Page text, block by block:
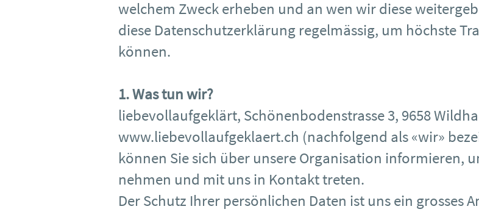
welchem Zweck erheben und an wen wir diese
diese Datenschutzerklärung regelmässig, um höchste
können.​
1. Was tun wir?
liebevollaufgeklärt, Schönenbodenstrasse 3, 9658
www.liebevollaufgeklaert.ch (nachfolgend als «wir»
können Sie sich über unsere Organisation informieren,
nehmen und mit uns in Kontakt treten.
Der Schutz Ihrer persönlichen Daten ist uns ein grosses